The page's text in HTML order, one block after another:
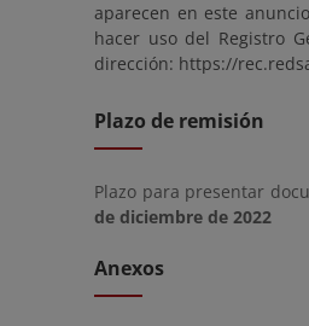
aparecen en este
hacer uso del Registro
dirección: https://
Plazo de remisión
Plazo para presentar
de diciembre de 2022
Anexos